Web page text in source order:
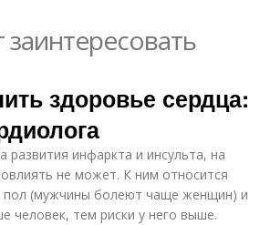
здоровье сердца:
развития инфаркта и инсульта, на
не может. К ним относится
пол (мужчины болеют чаще женщин) и
человек, тем риски у него выше.